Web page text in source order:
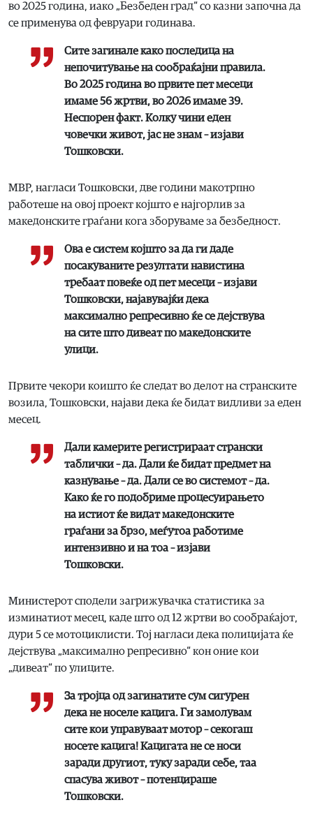
во 2025 година, иако „Безбеден град“ со казни започна да
се применува од февруари годинава.
Сите загинале како последица на
непочитување на сообраќајни правила.
Во 2025 година во првите пет месеци
имаме 56 жртви, во 2026 имаме 39.
Неспорен факт. Колку чини еден
човечки живот, јас не знам – изјави
Тошковски.
МВР, нагласи Тошковски, две години макотрпно
работеше на овој проект којшто е најгорлив за
македонските граѓани кога зборуваме за безбедност.
Ова е систем којшто за да ги даде
посакуваните резултати навистина
требаат повеќе од пет месеци – изјави
Тошковски, најавувајќи дека
максимално репресивно ќе се дејствува
на сите што дивеат по македонските
улици.
Првите чекори коишто ќе следат во делот на странските
возила, Тошковски, најави дека ќе бидат видливи за еден
месец.
Дали камерите регистрираат странски
таблички – да. Дали ќе бидат предмет на
казнување – да. Дали се во системот – да.
Како ќе го подобриме процесуирањето
на истиот ќе видат македонските
граѓани за брзо, меѓутоа работиме
интензивно и на тоа – изјави
Тошковски.
Министерот сподели загрижувачка статистика за
изминатиот месец, каде што од 12 жртви во сообраќајот,
дури 5 се мотоциклисти. Тој нагласи дека полицијата ќе
дејствува „максимално репресивно“ кон оние кои
„дивеат“ по улиците.
За тројца од загинатите сум сигурен
дека не носеле кацига. Ги замолувам
сите кои управуваат мотор – секогаш
носете кацига! Кацигата не се носи
заради другиот, туку заради себе, таа
спасува живот – потенцираше
Тошковски.